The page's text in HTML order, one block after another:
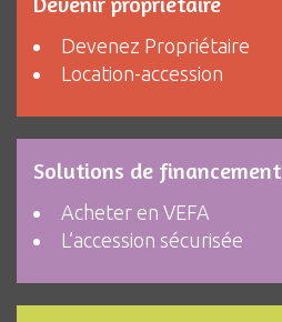
Devenez Propriétaire
Location-accession
Solutions de financement
Acheter en VEFA
L’accession sécurisée